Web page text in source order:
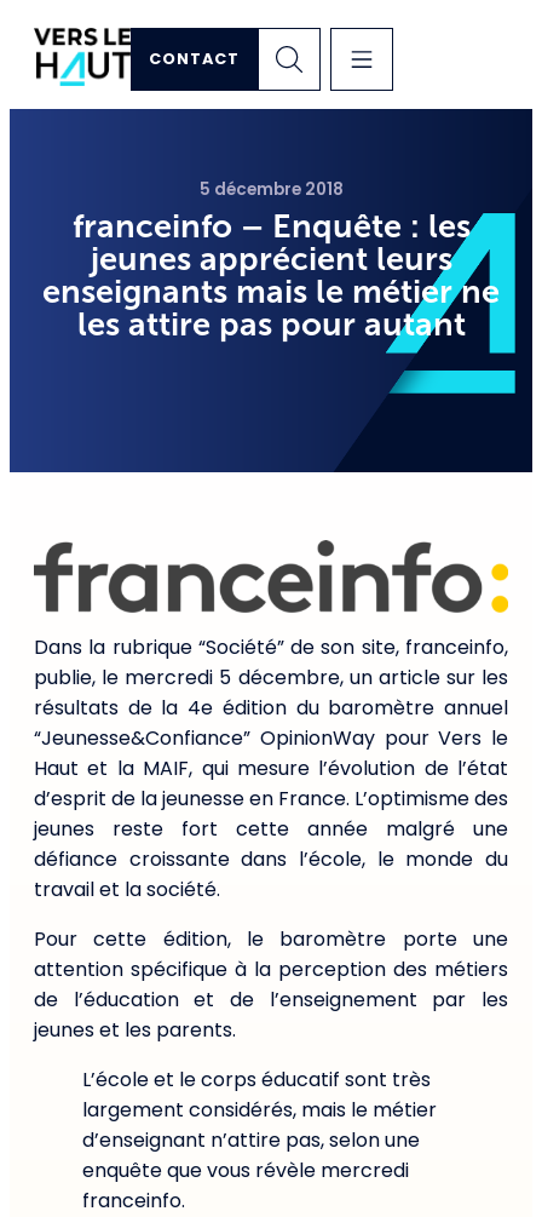
CONTACT
5 décembre 2018
franceinfo – Enquête : les
jeunes apprécient leurs
enseignants mais le métier ne
les attire pas pour autant
Dans la rubrique “Société” de son site, franceinfo,
publie, le mercredi 5 décembre, un article sur les
résultats de la 4e édition du baromètre annuel
“Jeunesse&Confiance” OpinionWay pour Vers le
Haut et la MAIF, qui mesure l’évolution de l’état
d’esprit de la jeunesse en France. L’optimisme des
jeunes reste fort cette année malgré une
défiance croissante dans l’école, le monde du
travail et la société.
Pour cette édition, le baromètre porte une
attention spécifique à la perception des métiers
de l’éducation et de l’enseignement par les
jeunes et les parents.
L’école et le corps éducatif sont très
largement considérés, mais le métier
d’enseignant n’attire pas, selon une
enquête que vous révèle mercredi
franceinfo.